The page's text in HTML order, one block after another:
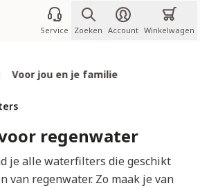
Service Zoeken Account Winkelwagen
Voor jou en je familie
regenwater
je alle waterfilters die geschikt
van regenwater. Zo maak je van